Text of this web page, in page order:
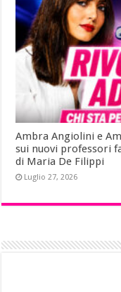
Ambra Angiolini e
sui nuovi professori
di Maria De Filippi
Luglio 27, 2026